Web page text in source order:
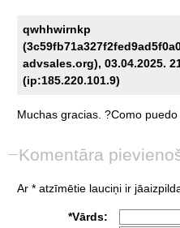
qwhhwirnkp
advsales.org), 03.04.2025.
(ip:185.220.101.9)
Muchas gracias. ?Como puedo
Komentāra
Ar * atzīmētie lauciņi ir
*Vārds: